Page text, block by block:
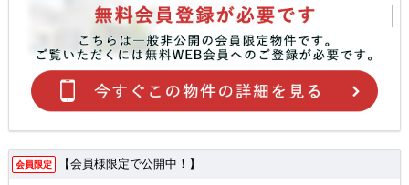
会員限定 【会員様限定で公開中！】